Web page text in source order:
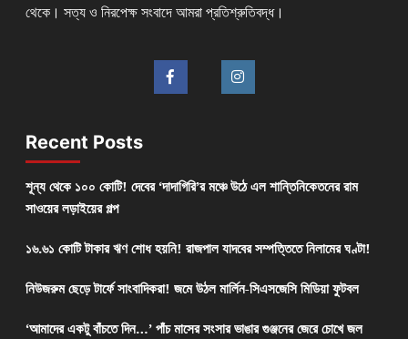
থেকে। সত্য ও নিরপেক্ষ সংবাদে আমরা প্রতিশ্রুতিবদ্ধ।
Recent Posts
শূন্য থেকে ১০০ কোটি! দেবের ‘দাদাগিরি’র মঞ্চে উঠে এল শান্তিনিকেতনের রাম
সাওয়ের লড়াইয়ের গল্প
১৬.৬১ কোটি টাকার ঋণ শোধ হয়নি! রাজপাল যাদবের সম্পত্তিতে নিলামের ঘণ্টা!
নিউজরুম ছেড়ে টার্ফে সাংবাদিকরা! জমে উঠল মার্লিন-সিএসজেসি মিডিয়া ফুটবল
‘আমাদের একটু বাঁচতে দিন…’ পাঁচ মাসের সংসার ভাঙার গুঞ্জনের জেরে চোখে জল